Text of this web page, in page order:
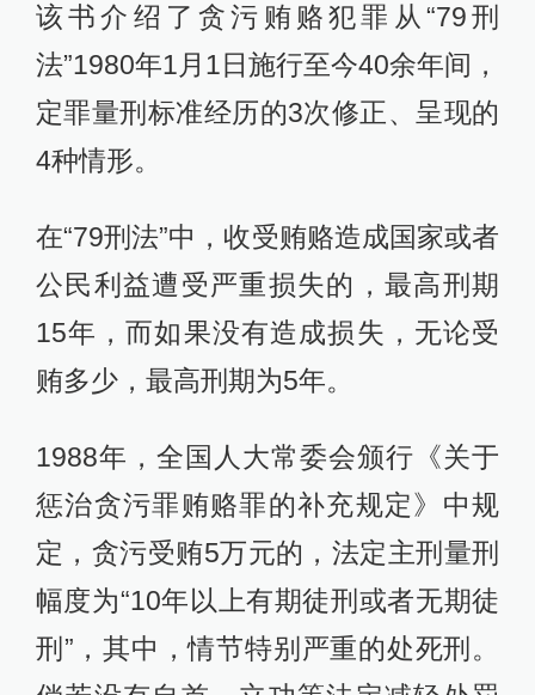
该书介绍了贪污贿赂犯罪从“79刑
法”1980年1月1日施行至今40余年间，
定罪量刑标准经历的3次修正、呈现的
4种情形。
在“79刑法”中，收受贿赂造成国家或者
公民利益遭受严重损失的，最高刑期
15年，而如果没有造成损失，无论受
贿多少，最高刑期为5年。
1988年，全国人大常委会颁行《关于
惩治贪污罪贿赂罪的补充规定》中规
定，贪污受贿5万元的，法定主刑量刑
幅度为“10年以上有期徒刑或者无期徒
刑”，其中，情节特别严重的处死刑。